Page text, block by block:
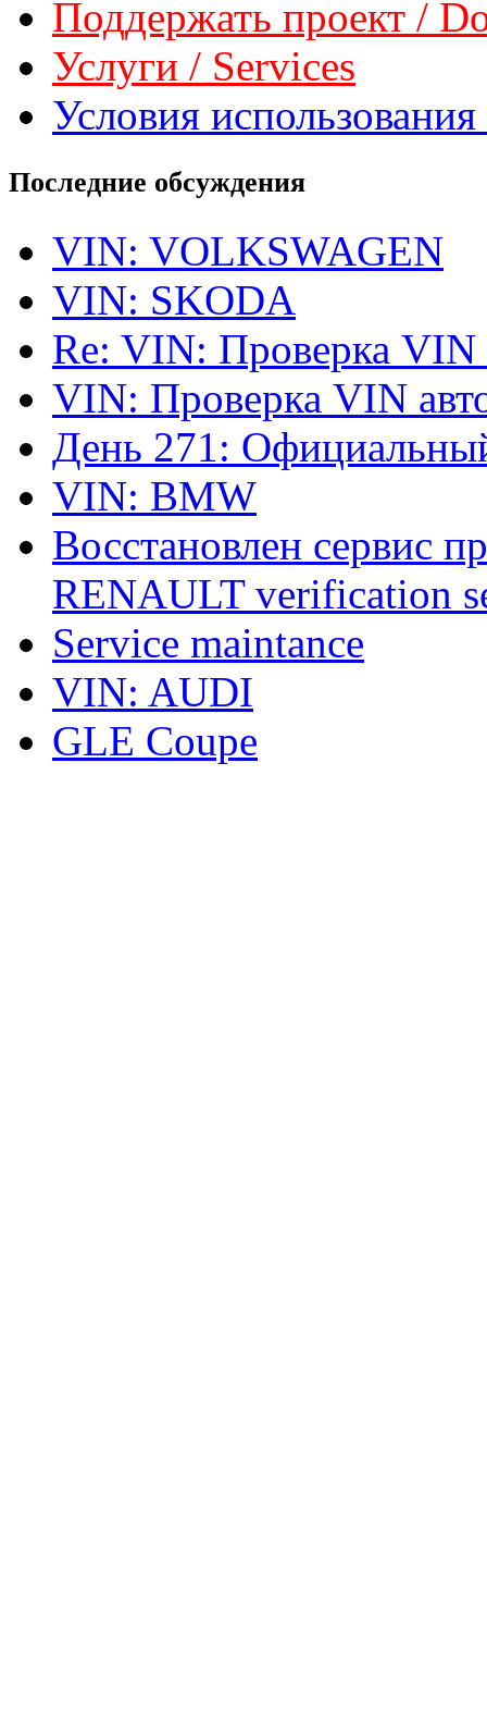
Поддержать проект /
Услуги / Services
Условия
Последние обсуждения
VIN: VOLKSWAGEN
VIN: SKODA
Re: VIN: Проверка VIN
VIN: Проверка VIN
День 271:
VIN: BMW
Восстановлен сервис
RENAULT verification
Service maintance
VIN: AUDI
GLE Coupe